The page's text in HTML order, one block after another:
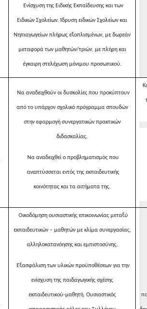
Ενίσχυση της Ειδικής Εκπαίδευσης και των
Ειδικών Σχολείων. Ίδρυση ειδικών Σχολείων και
Νηπιαγωγείων πλήρως εξοπλισμένων, με δωρεάν
μεταφορά των μαθητών/τριών, με πλήρη και
έγκαιρη στελέχωση μόνιμου προσωπικού.
Να αναδειχθούν οι δυσκολίες που προκύπτουν
από το υπάρχον σχολικό πρόγραμμα σπουδών
στην εφαρμογή συνεργατικών πρακτικών
διδασκαλίας.
Να αναδειχθεί ο προβληματισμός που
αναπτύσσεται εντός της εκπαιδευτικής
κοινότητας και τα αιτήματα της.
Οικοδόμηση ουσιαστικής επικοινωνίας μεταξύ
εκπαιδευτικών – μαθητών με κλίμα συνεργασίας,
αλληλοκατανόησης και εμπιστοσύνης.
Εξασφάλιση των υλικών προϋποθέσεων για την
ενίσχυση της παιδαγωγικής σχέσης
εκπαιδευτικού-μαθητή.Ουσιαστικός